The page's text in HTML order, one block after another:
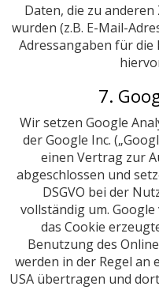
Daten, die zu
wurden (z.B. E-Mail-
Adressangaben für
7.
Wir setzen Google
der Google Inc.
einen Vertrag zur
abgeschlossen und
DSGVO bei der
vollständig um.
das Cookie
Benutzung des
werden in der Regel an
USA übertragen und